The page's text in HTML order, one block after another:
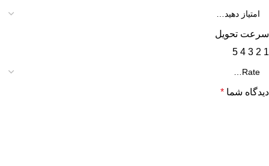
سرعت تحویل
1
2
3
4
5
دیدگاه شما *